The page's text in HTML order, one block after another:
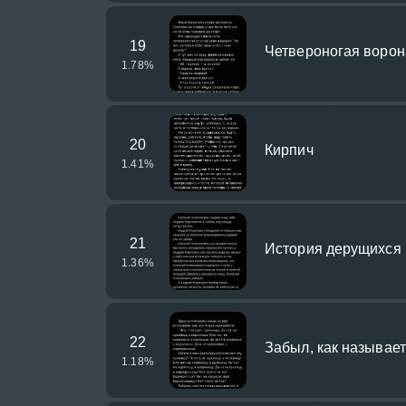
19
1.78%
Четвероногая
20
1.41 %
Кирпич
21
1.36%
История дерущихся
22
1.18%
Забыл, как